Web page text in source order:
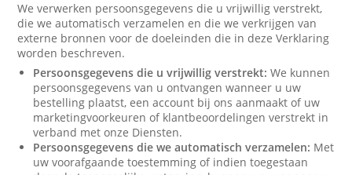
We verwerken persoonsgegevens die u vrijwillig verstrekt,
die we automatisch verzamelen en die we verkrijgen van
externe bronnen voor de doeleinden die in deze Verklaring
worden beschreven.
Persoonsgegevens die u vrijwillig verstrekt: We kunnen
persoonsgegevens van u ontvangen wanneer u uw
bestelling plaatst, een account bij ons aanmaakt of uw
marketingvoorkeuren of klantbeoordelingen verstrekt in
verband met onze Diensten.
Persoonsgegevens die we automatisch verzamelen: Met
uw voorafgaande toestemming of indien toegestaan